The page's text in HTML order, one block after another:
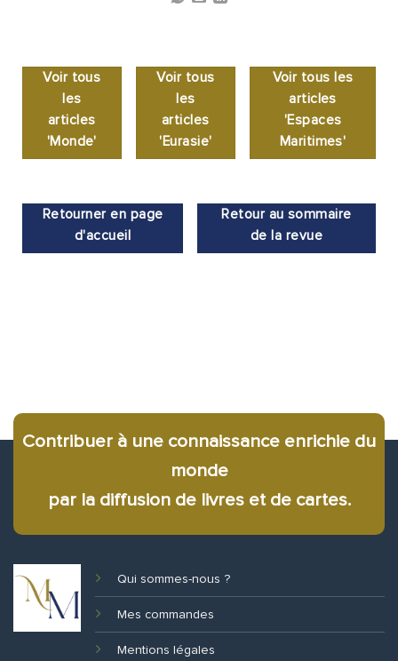
Voir tous
les
articles
'Monde'
Voir tous
les
articles
'Eurasie'
Voir tous les
articles
'Espaces
Maritimes'
Retourner en page
d'accueil
Retour au sommaire
de la revue
Contribuer à une connaissance enrichie du
monde
par la diffusion de livres et de cartes.
Qui sommes-nous ?
Mes commandes
Mentions légales